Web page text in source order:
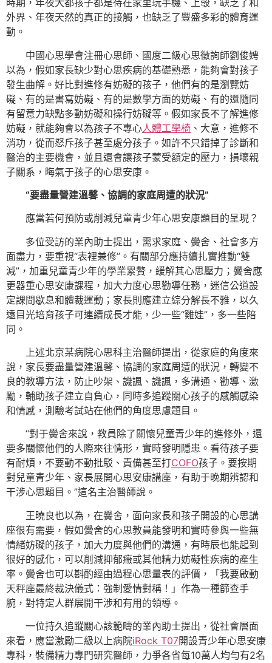
時期，年夜大都孩子都是待在家里玩手機、上彀，缺乏了和
外界、年夜天然的真正的接觸，也缺乏了豐盛多彩的體育運
動。
中國心思學會注冊心思師、國度二級心思徵詢師劉俊娉
以為，假如家長缺少對心思疾病的基礎熟悉，能夠會對孩子
發生曲解。好比對進修有妨礙的孩子，他們有的是瀏覽妨
礙、有的是書寫妨礙、有的是數學方面的妨礙、有的還隨同
有留意力缺點多動妨礙和操行妨礙等。假如家長不了解進修
妨礙，就能夠會以為孩子不專心人體工學椅 、大意，進修不
消功，從而怒斥孩子甚至處分孩子。如許不只錯掉了診斷和
醫治的主要機會，並且還會讓孩子蒙受額定的壓力，損壞親
子關系，晦氣于孩子的心思安康。
“要盡量營建溫馨、協調的家庭周遭的狀況”
應當若何預防或削減兒童青少年心思安康題目的呈現？
多位受訪的業內助士提出，需求家庭、黌舍、社會多方
面盡力，要重視“表裡兼修”。有關部分應持續扎實推動“雙
減”，加重兒童青少年的學業累贅，緩解其心思壓力；黌舍應
更器重心思安康課程，加大力度心思勸導任務，迷信公道設
定課間歇息和體裁運動；家長則應建立綜分解長不雅，以久
遠目光培育孩子可連續成長才能，少一些“雞娃”，多一些陪
同。
上述北京某病院心思科主治醫師提出，從家庭的角度來
說，家長要盡量營建溫馨、協調的家庭周遭的狀況，轉變不
良的教導方法，防止吵架、譏諷、譏諷，多溝通、勸導、激
勵，輔助孩子建立自負心，同時多追蹤關心孩子的感觸感染
和情感，測驗考試站在他們的角度思慮題目。
“對于黌舍來說，教員除了關懷兒童青少年的進修外，還
要多關懷他們的人際來往情形，實時發明隱患。看待孩子要
有耐煩，不要動不動批駁、責備甚至打COFO孩子。要按期
對兒童青少年、家長展開心思安康講座，有助于晚期辨認和
干涉心思題目。”這名主治醫師說。
王曉良也以為，在黌舍，面向家長和孩子開設的心思講
座很有需要，假如黌舍的心思教員能發明和實時參與一些無
情緒妨礙的孩子，加大力度與他們的溝通，有時辰也能起到
很好的感化，可以削減抑郁癥或其他精力妨礙性疾病的產生
率。黌舍也可以斟酌經由過程心思量表的評價，「我要啟動
天秤座最終裁決儀式：強制愛情對稱！」作為一種篩查手
腕，對特定人群展開干涉和有用的領導。
一位持久追蹤關心該範疇的業內助士提出，從社會層面
來看，應當激勵二級以上病院iRock T07開設青少年心思安康
專科，裝備精力專門研究醫師，力爭各省每10萬人均勻有2名